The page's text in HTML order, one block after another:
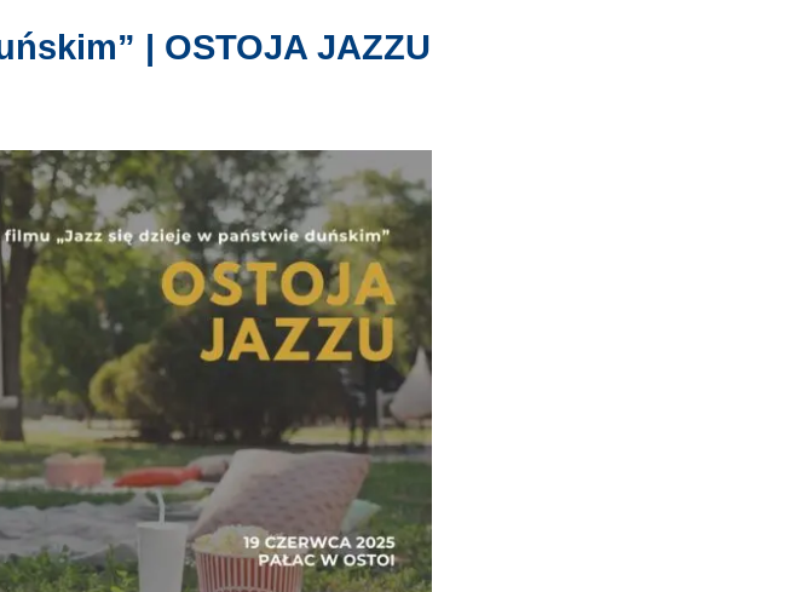
| OSTOJA JAZZU